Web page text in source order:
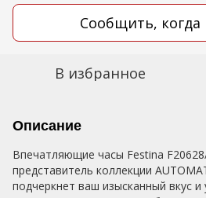
Сообщить, когда
В избранное
Описание
Впечатляющие часы Festina
представитель коллекции
подчеркнет ваш изысканный вкус и